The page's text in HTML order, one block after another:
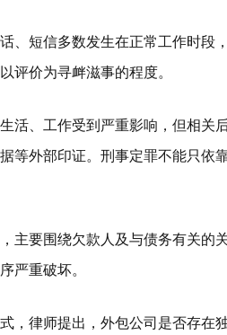
、短信多数发生在正常工作时段
评价为寻衅滋事的程度。
活、工作受到严重影响，但相关
等外部印证。刑事定罪不能只依
主要围绕欠款人及与债务有关的
严重破坏。
，律师提出，外包公司是否存在